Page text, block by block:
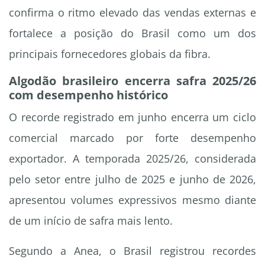
confirma o ritmo elevado das vendas externas e
fortalece a posição do Brasil como um dos
principais fornecedores globais da fibra.
Algodão brasileiro encerra safra 2025/26
com desempenho histórico
O recorde registrado em junho encerra um ciclo
comercial marcado por forte desempenho
exportador. A temporada 2025/26, considerada
pelo setor entre julho de 2025 e junho de 2026,
apresentou volumes expressivos mesmo diante
de um início de safra mais lento.
Segundo a Anea, o Brasil registrou recordes